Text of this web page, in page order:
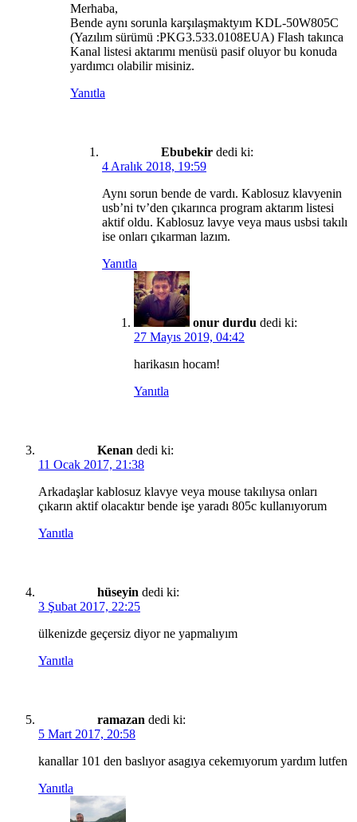
Merhaba,
Bende aynı sorunla karşılaşmaktyım KDL-50W805C
(Yazılım sürümü :PKG3.533.0108EUA) Flash takınca
Kanal listesi aktarımı menüsü pasif oluyor bu konuda
yardımcı olabilir misiniz.
Yanıtla
Ebubekir dedi ki:
4 Aralık 2018, 19:59
Aynı sorun bende de vardı. Kablosuz klavyenin
usb’ni tv’den çıkarınca program aktarım listesi
aktif oldu. Kablosuz lavye veya maus usbsi takılı
ise onları çıkarman lazım.
Yanıtla
onur durdu dedi ki:
27 Mayıs 2019, 04:42
harikasın hocam!
Yanıtla
Kenan dedi ki:
11 Ocak 2017, 21:38
Arkadaşlar kablosuz klavye veya mouse takılıysa onları
çıkarın aktif olacaktır bende işe yaradı 805c kullanıyorum
Yanıtla
hüseyin dedi ki:
3 Şubat 2017, 22:25
ülkenizde geçersiz diyor ne yapmalıyım
Yanıtla
ramazan dedi ki:
5 Mart 2017, 20:58
kanallar 101 den baslıyor asagıya cekemıyorum yardım lutfen
Yanıtla